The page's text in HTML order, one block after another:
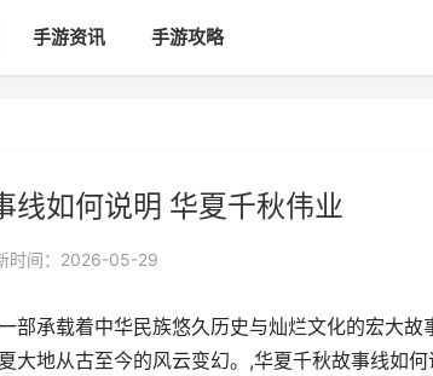
手游资讯 手游攻略
线如何说明 华夏千秋伟业
时间：2026-05-29
部承载着中华民族悠久历史与灿烂文化的宏大
大地从古至今的风云变幻。,华夏千秋故事线如